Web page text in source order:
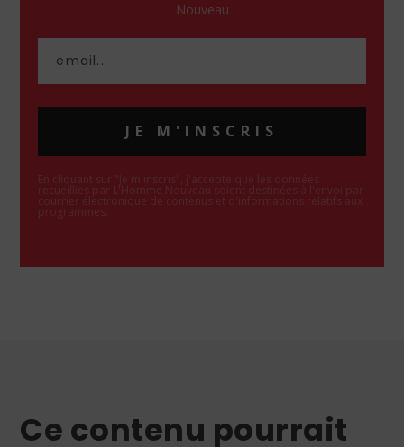
Nouveau
JE M'INSCRIS
En cliquant sur "Je m'inscris", j'accepte que les données
recueillies par L'Homme Nouveau soient destinées à l'envoi par
courrier électronique de contenus et d'informations relatifs aux
programmes.
Ce contenu pourrait